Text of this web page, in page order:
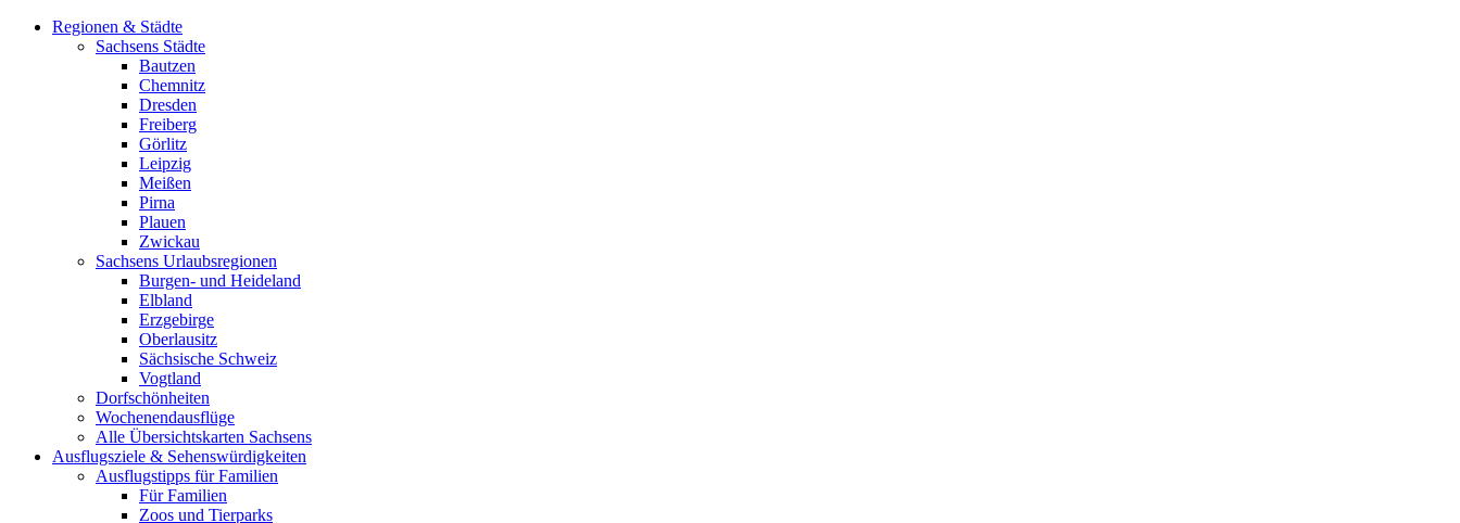
Regionen & Städte
Sachsens Städte
Bautzen
Chemnitz
Dresden
Freiberg
Görlitz
Leipzig
Meißen
Pirna
Plauen
Zwickau
Sachsens Urlaubsregionen
Burgen- und Heideland
Elbland
Erzgebirge
Oberlausitz
Sächsische Schweiz
Vogtland
Dorfschönheiten
Wochenendausflüge
Alle Übersichtskarten Sachsens
Ausflugsziele & Sehenswürdigkeiten
Ausflugstipps für Familien
Für Familien
Zoos und Tierparks